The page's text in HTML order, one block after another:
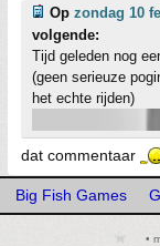
Op zondag 10
volgende:
Tijd geleden nog
(geen serieuze
het echte rijden)
dat commentaar
Big Fish Games
•